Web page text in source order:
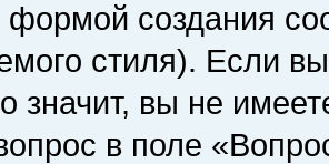
формой создания
стиля). Если
значит, вы не
в поле